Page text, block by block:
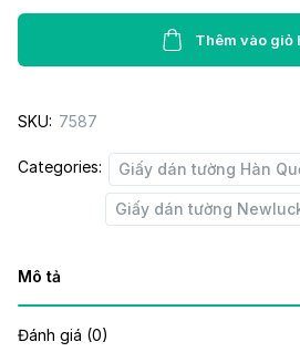
Tường
LUCK
6002-
quantity
Thêm vào giỏ
SKU: 7587
Categories: Giấy dán tường Hàn
Giấy dán tường
Mô tả
Đánh giá (0)